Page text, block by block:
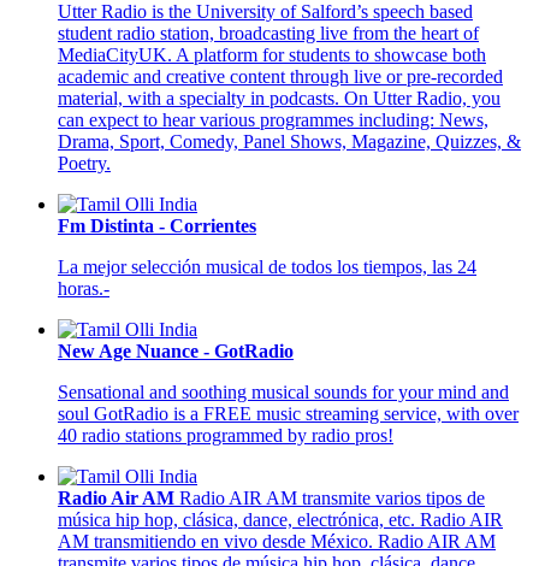
Utter Radio is the University of Salford’s speech based
student radio station, broadcasting live from the heart of
MediaCityUK. A platform for students to showcase both
academic and creative content through live or pre-recorded
material, with a specialty in podcasts. On Utter Radio, you
can expect to hear various programmes including: News,
Drama, Sport, Comedy, Panel Shows, Magazine, Quizzes, &
Poetry.
Fm Distinta - Corrientes
La mejor selección musical de todos los tiempos, las 24
horas.-
New Age Nuance - GotRadio
Sensational and soothing musical sounds for your mind and
soul GotRadio is a FREE music streaming service, with over
40 radio stations programmed by radio pros!
Radio Air AM Radio AIR AM transmite varios tipos de
música hip hop, clásica, dance, electrónica, etc. Radio AIR
AM transmitiendo en vivo desde México. Radio AIR AM